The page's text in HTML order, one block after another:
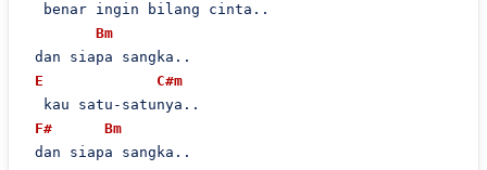
  benar ingin bilang cinta..
Bm
dan siapa sangka..
E
C#m
  kau satu-satunya..
F#
Bm
dan siapa sangka..